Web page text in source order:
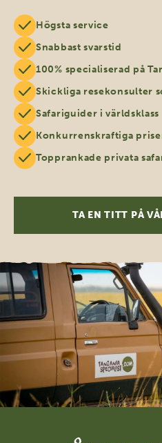
Högsta service
Snabbast svarstid
100% specialiserad på
Skickliga resekonsulter
Safariguider i världsklass
Konkurrenskraftiga
Topprankade privata
TA EN TITT PÅ